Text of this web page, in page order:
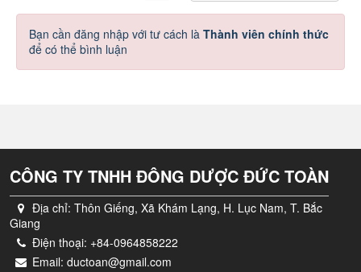
Bạn cần đăng nhập với tư cách là Thành viên chính thức
để có thể bình luận
CÔNG TY TNHH ĐÔNG DƯỢC ĐỨC TOÀN
Địa chỉ: Thôn Giếng, Xã Khám Lạng, H. Lục Nam, T. Bắc
Giang
Điện thoại: +84-0964858222
Email: ductoan@gmail.com